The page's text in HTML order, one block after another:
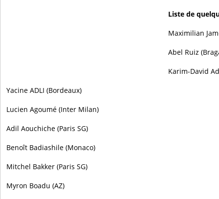
Liste de
Maximilian
Abel Ruiz
Karim-David
Yacine ADLI (Bordeaux)
Lucien Agoumé (Inter Milan)
Adil Aouchiche (Paris SG)
Benoît Badiashile (Monaco)
Mitchel Bakker (Paris SG)
Myron Boadu (AZ)